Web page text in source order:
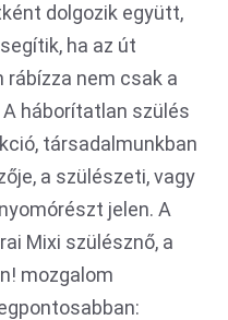
dolgozik együtt,
ha az út
rábízza nem csak a
háborítatlan szülés
társadalmunkban
a szülészeti, vagy
jelen. A
Mixi szülésznő, a
mozgalom